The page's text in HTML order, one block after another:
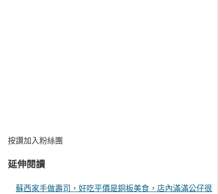
按讚加入粉絲團
延伸閱讀
蘇西家手做壽司，好吃平價是銅板美食，店內滿滿公仔很